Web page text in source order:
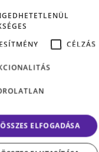
van szó? Vagy arról,
CÉLZÁS
ÖSSZES ELFOGADÁSA